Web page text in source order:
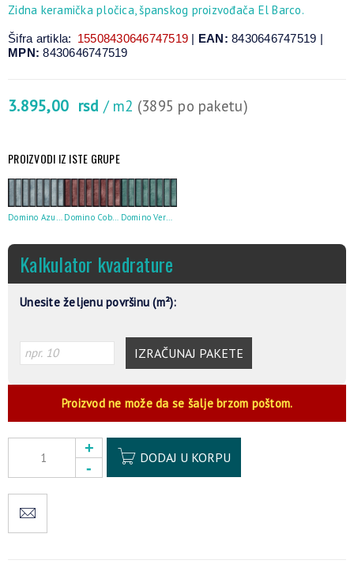
Zidna keramička pločica, španskog proizvođača El Barco.
Šifra artikla: 15508430646747519 | EAN: 8430646747519 |
MPN: 8430646747519
3.895,00 rsd / m2 (3895 po paketu)
PROIZVODI IZ ISTE GRUPE
Domino Cobre 15X30
Kalkulator kvadrature
Unesite željenu površinu (m²):
IZRAČUNAJ PAKETE
Proizvod ne može da se šalje brzom poštom.
DODAJ U KORPU